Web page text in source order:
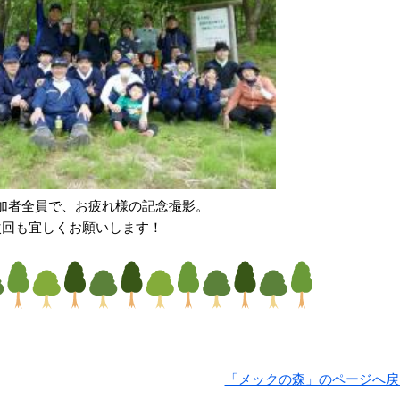
者全員で、お疲れ様の記念撮影。
も宜しくお願いします！
「メックの森」のページへ